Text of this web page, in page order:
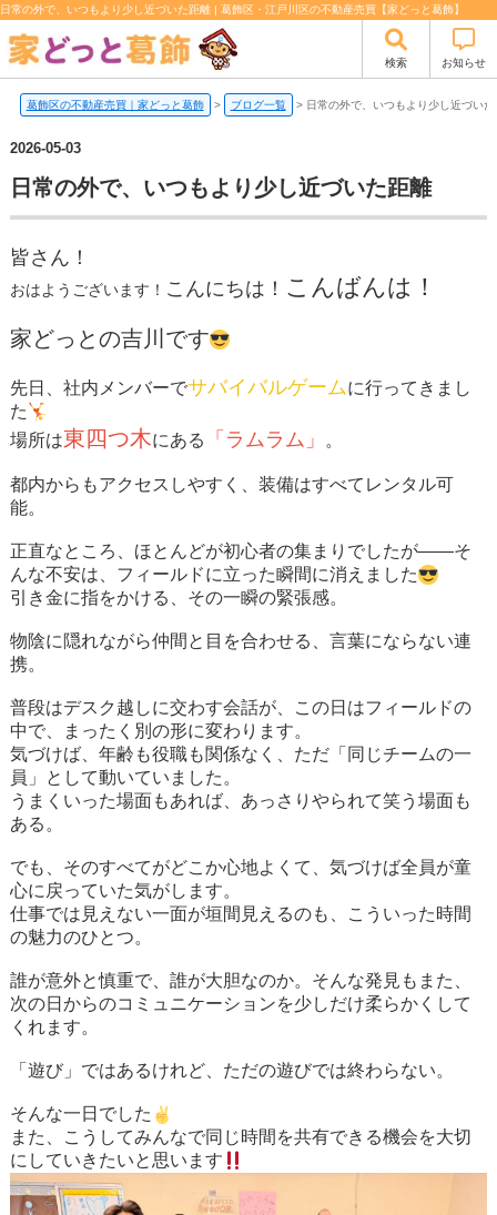
日常の外で、いつもより少し近づいた距離 | 葛飾区・江戸川区の不動産売買【家どっと葛飾】
検索 お知らせ
葛飾区の不動産売買｜家どっと葛飾 > ブログ一覧 > 日常の外で、いつもより少し近づいた
2026-05-03
日常の外で、いつもより少し近づいた距離
皆さん！
おはようございます！ こんにちは！ こんばんは！
家どっとの吉川です
先日、社内メンバーでサバイバルゲームに行ってきまし
た
場所は東四つ木にある 「ラムラム」 。
都内からもアクセスしやすく、装備はすべてレンタル可
能。
正直なところ、ほとんどが初心者の集まりでしたが——そ
んな不安は、フィールドに立った瞬間に消えました
引き金に指をかける、その一瞬の緊張感。
物陰に隠れながら仲間と目を合わせる、言葉にならない連
携。
普段はデスク越しに交わす会話が、この日はフィールドの
中で、まったく別の形に変わります。
気づけば、年齢も役職も関係なく、ただ「同じチームの一
員」として動いていました。
うまくいった場面もあれば、あっさりやられて笑う場面も
ある。
でも、そのすべてがどこか心地よくて、気づけば全員が童
心に戻っていた気がします。
仕事では見えない一面が垣間見えるのも、こういった時間
の魅力のひとつ。
誰が意外と慎重で、誰が大胆なのか。そんな発見もまた、
次の日からのコミュニケーションを少しだけ柔らかくして
くれます。
「遊び」ではあるけれど、ただの遊びでは終わらない。
そんな一日でした
また、こうしてみんなで同じ時間を共有できる機会を大切
にしていきたいと思います